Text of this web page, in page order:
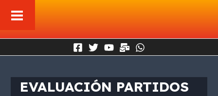
contenido
EVALUACIÓN PARTIDOS